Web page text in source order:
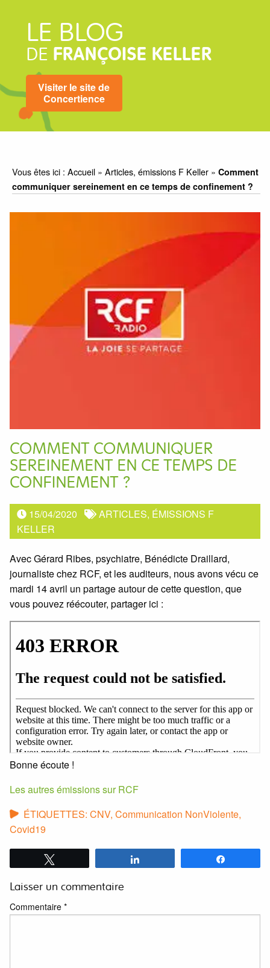
LE BLOG
DE FRANÇOISE KELLER
Visiter le site de
Concertience
Vous êtes ici :Accueil »Articles, émissions F Keller »Comment
communiquer sereinement en ce temps de confinement ?
COMMENT COMMUNIQUER
SEREINEMENT EN CE TEMPS DE
CONFINEMENT ?
15/04/2020
ARTICLES, ÉMISSIONS F
KELLER
Avec Gérard Ribes, psychiatre, Bénédicte Draillard,
journaliste chez RCF, et les auditeurs, nous avons vécu ce
mardi 14 avril un partage autour de cette question, que
vous pouvez réécouter, partager ici :
Bonne écoute !
Les autres émissions sur RCF
ÉTIQUETTES: CNV, Communication NonViolente,
Covid19
Laisser un commentaire
Commentaire *